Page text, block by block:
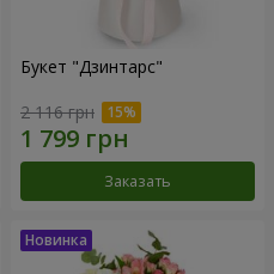
Букет "Дзинтарс"
2 116 грн
Заказать